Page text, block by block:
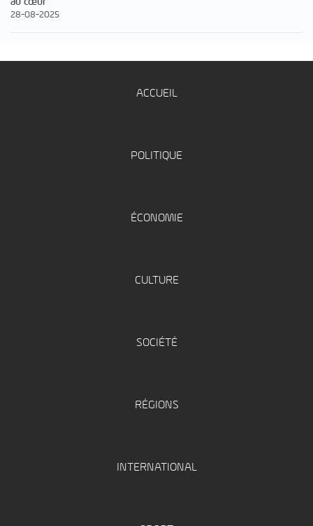
28-08-2025
ACCUEIL
POLITIQUE
ÉCONOMIE
CULTURE
SOCIÉTÉ
RÉGIONS
INTERNATIONAL